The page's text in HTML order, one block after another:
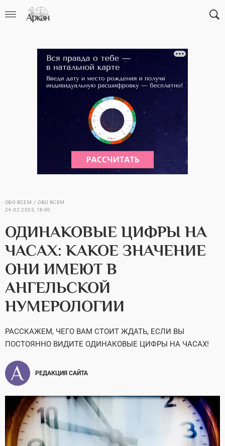
ОБО ВСЕМ
ОБО ВСЕМ
24.02.2023, 18:00
ОДИНАКОВЫЕ ЦИФРЫ НА
ЧАСАХ: КАКОЕ ЗНАЧЕНИЕ
ОНИ ИМЕЮТ В
АНГЕЛЬСКОЙ
НУМЕРОЛОГИИ
РАССКАЖЕМ, ЧЕГО ВАМ СТОИТ ЖДАТЬ, ЕСЛИ ВЫ
ПОСТОЯННО ВИДИТЕ ОДИНАКОВЫЕ ЦИФРЫ НА ЧАСАХ!
РЕДАКЦИЯ САЙТА